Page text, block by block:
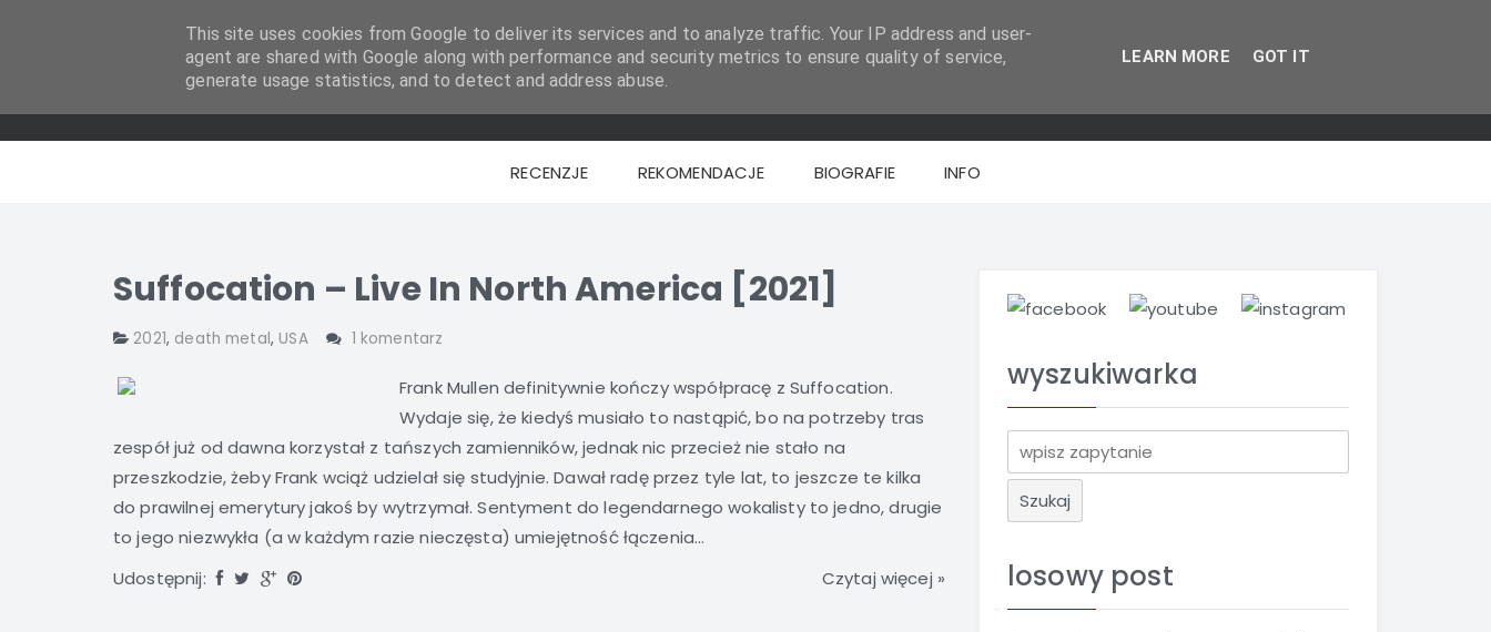
RECENZJE REKOMENDACJE BIOGRAFIE INFO
Suffocation – Live In North America [2021]
2021, death metal, USA 1 komentarz
Frank Mullen definitywnie kończy współpracę z Suffocation.
Wydaje się, że kiedyś musiało to nastąpić, bo na potrzeby tras
zespół już od dawna korzystał z tańszych zamienników, jednak nic przecież nie stało na
przeszkodzie, żeby Frank wciąż udzielał się studyjnie. Dawał radę przez tyle lat, to jeszcze te kilka
do prawilnej emerytury jakoś by wytrzymał. Sentyment do legendarnego wokalisty to jedno, drugie
to jego niezwykła (a w każdym razie nieczęsta) umiejętność łączenia...
Udostępnij:
Czytaj więcej »
wyszukiwarka
z
u
a
losowy post
This site uses cookies from Google to deliver its services and to analyze traffic. Your IP address and user-
agent are shared with Google along with performance and security metrics to ensure quality of service,
generate usage statistics, and to detect and address abuse.
LEARN MORE GOT IT